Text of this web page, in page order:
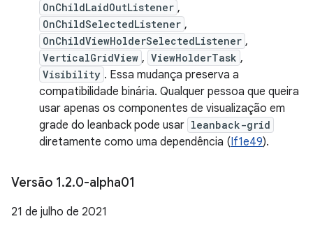
OnChildLaidOutListener ,
OnChildSelectedListener ,
OnChildViewHolderSelectedListener ,
VerticalGridView , ViewHolderTask ,
Visibility . Essa mudança preserva a
compatibilidade binária. Qualquer pessoa que queira
usar apenas os componentes de visualização em
grade do leanback pode usar leanback-grid
diretamente como uma dependência (If1e49).
Versão 1.2.0-alpha01
21 de julho de 2021